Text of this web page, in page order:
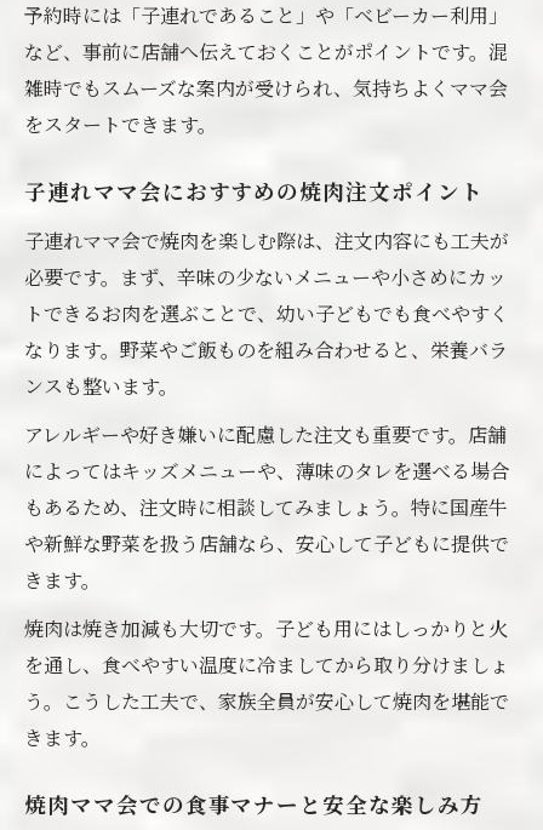
ママ会で話題の焼肉と蒲郡のご当地食材
ママ会を盛り上げる焼肉の選び方と裏技
焼肉選びでママ会の満足度を上げるコツ
蒲郡産食材で楽しむママ会焼肉の裏技紹介
焼肉ママ会で盛り上がるおしゃべりポイン
ト
ママ会焼肉でおすすめのサイドメニュー選
び
予約時には「子連れであること」や「ベビーカー利用」
など、事前に店舗へ伝えておくことがポイントです。混
雑時でもスムーズな案内が受けられ、気持ちよくママ会
をスタートできます。
子連れママ会におすすめの焼肉注文ポイント
子連れママ会で焼肉を楽しむ際は、注文内容にも工夫が
必要です。まず、辛味の少ないメニューや小さめにカッ
トできるお肉を選ぶことで、幼い子どもでも食べやすく
なります。野菜やご飯ものを組み合わせると、栄養バラ
ンスも整います。
アレルギーや好き嫌いに配慮した注文も重要です。店舗
によってはキッズメニューや、薄味のタレを選べる場合
もあるため、注文時に相談してみましょう。特に国産牛
や新鮮な野菜を扱う店舗なら、安心して子どもに提供で
きます。
焼肉は焼き加減も大切です。子ども用にはしっかりと火
を通し、食べやすい温度に冷ましてから取り分けましょ
う。こうした工夫で、家族全員が安心して焼肉を堪能で
きます。
焼肉ママ会での食事マナーと安全な楽しみ方